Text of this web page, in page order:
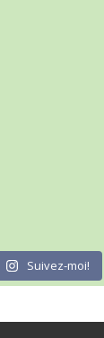
Suivez-moi!